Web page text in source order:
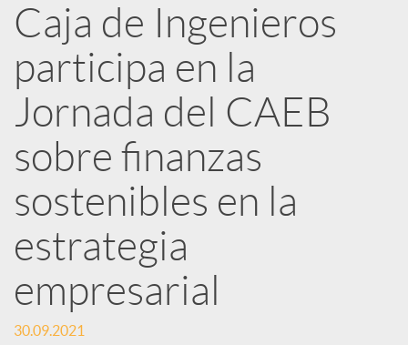
b
l
i
c
a
d
Caja de Ingenieros
participa en la
Jornada del CAEB
sobre finanzas
sostenibles en la
estrategia
empresarial
30.09.2021